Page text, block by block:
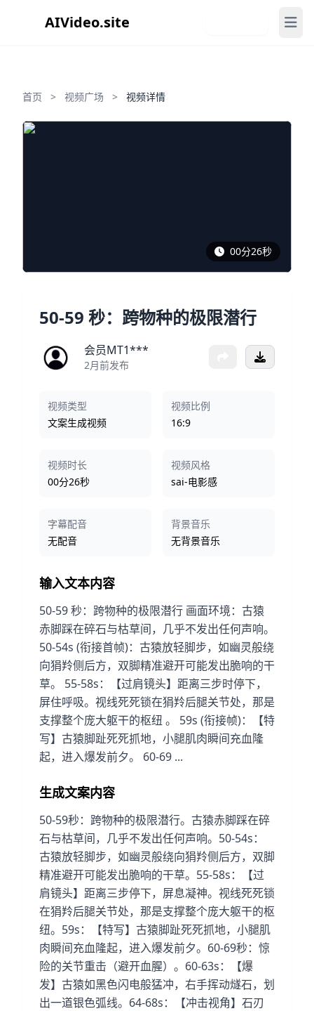
AIVideo.site
首页 > 视频广场 > 视频详情
00分26秒
50-59 秒：跨物种的极限潜行
会员MT1***
2月前发布
视频类型
文案生成视频
视频比例
16:9
视频时长
00分26秒
视频风格
sai-电影感
字幕配音
无配音
背景音乐
无背景音乐
输入文本内容
50-59 秒：跨物种的极限潜行 画面环境：古猿
赤脚踩在碎石与枯草间，几乎不发出任何声响。
50-54s (衔接首帧)：古猿放轻脚步，如幽灵般绕
向狷羚侧后方，双脚精准避开可能发出脆响的干
草。 55-58s：【过肩镜头】距离三步时停下，
屏住呼吸。视线死死锁在狷羚后腿关节处，那是
支撑整个庞大躯干的枢纽 。 59s (衔接帧)：【特
写】古猿脚趾死死抓地，小腿肌肉瞬间充血隆
起，进入爆发前夕。 60-69 ...
生成文案内容
50-59秒：跨物种的极限潜行。古猿赤脚踩在碎
石与枯草间，几乎不发出任何声响。50-54s：
古猿放轻脚步，如幽灵般绕向狷羚侧后方，双脚
精准避开可能发出脆响的干草。55-58s：【过
肩镜头】距离三步停下，屏息凝神。视线死死锁
在狷羚后腿关节处，那是支撑整个庞大躯干的枢
纽。59s：【特写】古猿脚趾死死抓地，小腿肌
肉瞬间充血隆起，进入爆发前夕。60-69秒：惊
险的关节重击（避开血腥）。60-63s：【爆
发】古猿如黑色闪电般猛冲，右手挥动燧石，划
出一道银色弧线。64-68s：【冲击视角】石刃